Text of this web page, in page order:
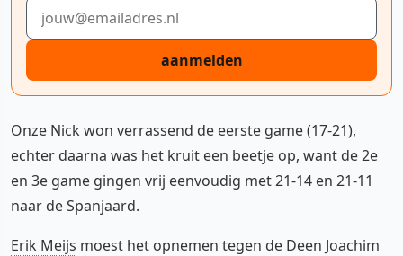
E-mailadres
aanmelden
Onze Nick won verrassend de eerste game (17-21),
echter daarna was het kruit een beetje op, want de 2e
en 3e game gingen vrij eenvoudig met 21-14 en 21-11
naar de Spanjaard.
Erik Meijs moest het opnemen tegen de Deen Joachim